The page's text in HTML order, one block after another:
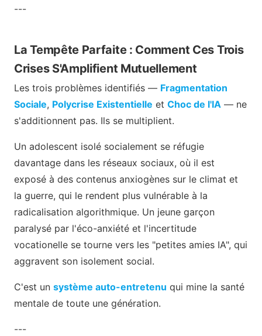
---
La Tempête Parfaite : Comment Ces Trois
Crises S'Amplifient Mutuellement
Les trois problèmes identifiés — Fragmentation
Sociale, Polycrise Existentielle et Choc de l'IA — ne
s'additionnent pas. Ils se multiplient.
Un adolescent isolé socialement se réfugie
davantage dans les réseaux sociaux, où il est
exposé à des contenus anxiogènes sur le climat et
la guerre, qui le rendent plus vulnérable à la
radicalisation algorithmique. Un jeune garçon
paralysé par l'éco-anxiété et l'incertitude
vocationelle se tourne vers les "petites amies IA", qui
aggravent son isolement social.
C'est un système auto-entretenu qui mine la santé
mentale de toute une génération.
---